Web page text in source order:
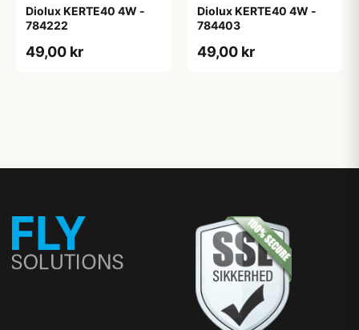
Diolux KERTE40 4W -
784222
49,00 kr
Diolux KERTE40 4W -
784403
49,00 kr